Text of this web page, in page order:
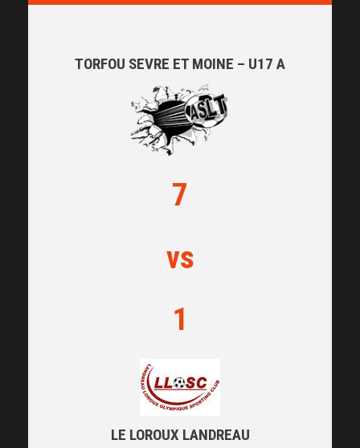
TORFOU SEVRE ET MOINE – U17 A
7
vs
1
LE LOROUX LANDREAU